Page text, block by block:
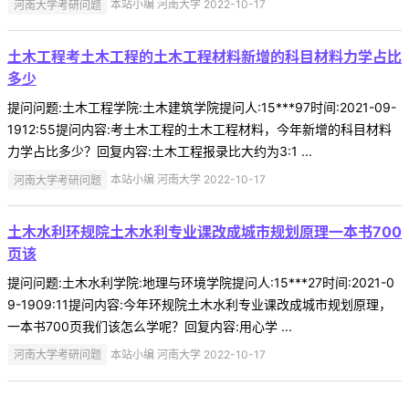
河南大学考研问题 本站小编 河南大学 2022-10-17
土木工程考土木工程的土木工程材料新增的科目材料力学占比
多少
提问问题:土木工程学院:土木建筑学院提问人:15***97时间:2021-09-
1912:55提问内容:考土木工程的土木工程材料，今年新增的科目材料
力学占比多少？回复内容:土木工程报录比大约为3:1 ...
河南大学考研问题 本站小编 河南大学 2022-10-17
土木水利环规院土木水利专业课改成城市规划原理一本书700
页该
提问问题:土木水利学院:地理与环境学院提问人:15***27时间:2021-0
9-1909:11提问内容:今年环规院土木水利专业课改成城市规划原理，
一本书700页我们该怎么学呢？回复内容:用心学 ...
河南大学考研问题 本站小编 河南大学 2022-10-17